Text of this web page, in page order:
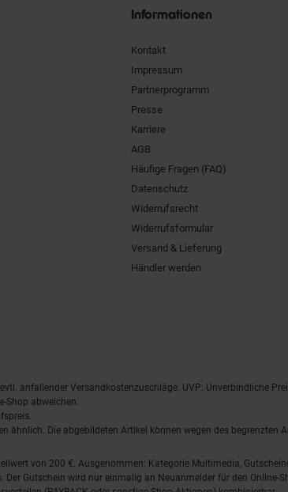
Informationen
Kontakt
Impressum
Partnerprogramm
Presse
Karriere
AGB
Häufige Fragen (FAQ)
Datenschutz
Widerrufsrecht
Widerrufsformular
Versand & Lieferung
Händler werden
anfallender Versandkostenzuschläge. UVP: Unverbindliche
Shop abweichen.
Die abgebildeten Artikel können wegen des begrenzten
von 200 €. Ausgenommen: Kategorie Multimedia,
Gutschein wird nur einmalig an Neuanmelder für den Online-